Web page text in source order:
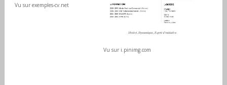
Vu sur exemples-cv.net
Vu sur i.pinimg.com